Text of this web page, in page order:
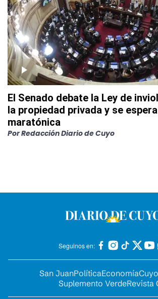
El Senado debate la Ley de
la propiedad privada y se
maratónica
PorRedacción Diario de Cuyo
Seguinos en:
San JuanPolíticaEconomía
Suplemento VerdeRevista